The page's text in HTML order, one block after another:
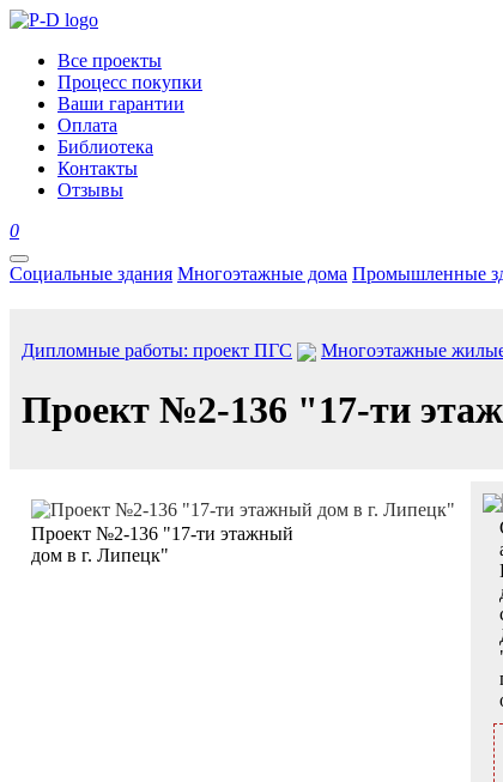
Все проекты
Процесс покупки
Ваши гарантии
Оплата
Библиотека
Контакты
Отзывы
0
Социальные здания Многоэтажные дома Промышленные
Дипломные работы: проект ПГС Многоэтажные
Проект №2-136 "17-ти
Проект №2-136 "17-ти этажный
дом в г. Липецк"